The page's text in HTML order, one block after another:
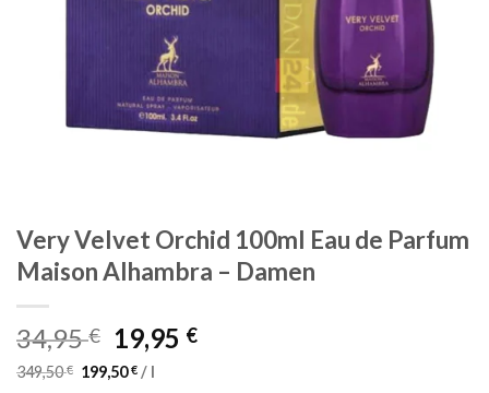
Very Velvet Orchid 100ml Eau de Parfum
Maison Alhambra – Damen
34,95€
Ursprünglicher
Preis
19,95 €Aktueller
349,50€ 199,50€ / l